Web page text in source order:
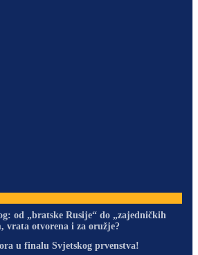
od „bratske Rusije“ do „zajedničkih
vrata otvorena i za oružje?
u finalu Svjetskog prvenstva!